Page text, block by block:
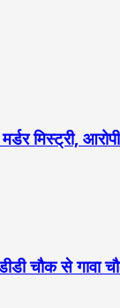
मिस्ट्री, आरोपी
चौक से गावा